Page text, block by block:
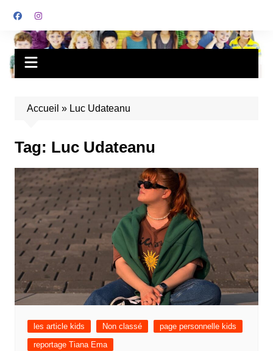
Accueil » Luc Udateanu
Tag: Luc Udateanu
les article kids Non classé
page personnelle kids
reportage Tiana Ema